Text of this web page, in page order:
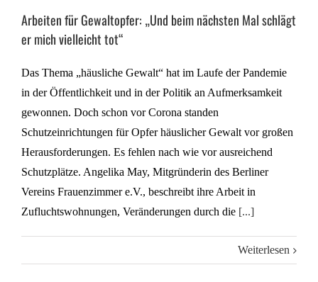
Arbeiten für Gewaltopfer: „Und beim nächsten Mal schlägt
er mich vielleicht tot“
Das Thema „häusliche Gewalt“ hat im Laufe der Pandemie
in der Öffentlichkeit und in der Politik an Aufmerksamkeit
gewonnen. Doch schon vor Corona standen
Schutzeinrichtungen für Opfer häuslicher Gewalt vor großen
Herausforderungen. Es fehlen nach wie vor ausreichend
Schutzplätze. Angelika May, Mitgründerin des Berliner
Vereins Frauenzimmer e.V., beschreibt ihre Arbeit in
Zufluchtswohnungen, Veränderungen durch die [...]
Weiterlesen